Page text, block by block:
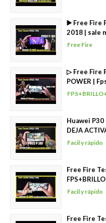
▶️ Free Fire
2018 | sale
Free Fire
▷ Free Fire
POWER |
Huawei
DEJA
Facil y rápido
Free Fire
Facil y rápido
Free Fire